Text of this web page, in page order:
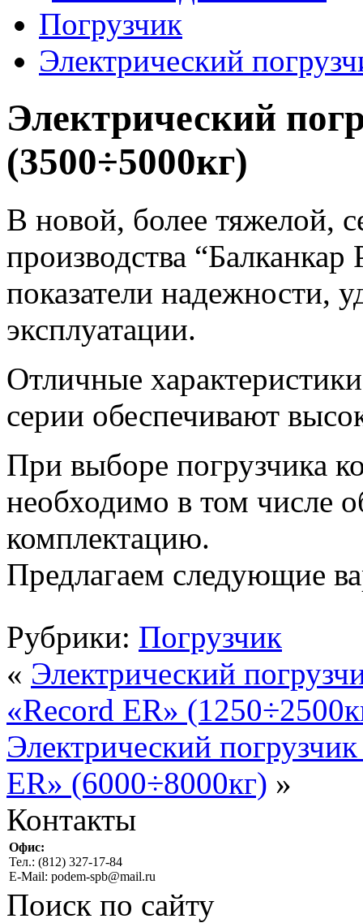
Погрузчик
Электрический
Электрический
(3500÷5000кг)
В новой, более тяжелой,
производства
показатели надежности,
эксплуатации.
Отличные
серии обеспечивают
При выборе погрузчика
необходимо в том числе
комплектацию.
Предлагаем следующие
Рубрики: Погрузчик
« Электрический
«Record ER»
Электрический
ER» (6000÷8000кг) »
Контакты
Офис:
Тел.: (812) 327-17-84
E-Mail: podem-spb@mail.ru
Поиск по сайту